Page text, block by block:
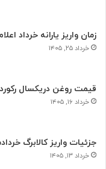
زمان واریز یارانه خرداد
خرداد ۲۵, ۱۴۰۵
قیمت روغن دریکسال
خرداد ۱۶, ۱۴۰۵
جزئیات واریز کالابرگ
خرداد ۱۳, ۱۴۰۵